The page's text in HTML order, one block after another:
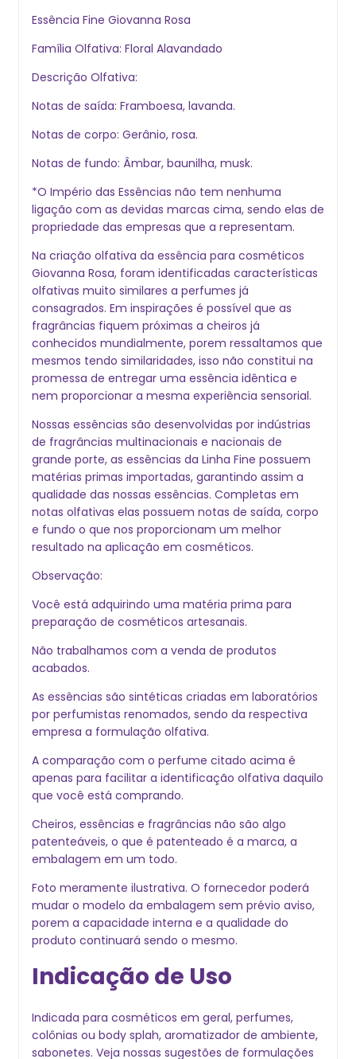
Essência Fine Giovanna Rosa
Família Olfativa: Floral Alavandado
Descrição Olfativa:
Notas de saída: Framboesa, lavanda.
Notas de corpo: Gerânio, rosa.
Notas de fundo: Âmbar, baunilha, musk.
*O Império das Essências não tem nenhuma
ligação com as devidas marcas cima, sendo elas de
propriedade das empresas que a representam.
Na criação olfativa da essência para cosméticos
Giovanna Rosa, foram identificadas características
olfativas muito similares a perfumes j
consagrados. Em inspirações é possível que as
fragrâncias fiquem próximas a cheiros j
conhecidos mundialmente, porem ressaltamos que
mesmos tendo similaridades, isso não constitui na
promessa de entregar uma essência idêntica e
nem proporcionar a mesma experiência sensorial.
Nossas essências são desenvolvidas por indústrias
de fragrâncias multinacionais e nacionais de
grande porte, as essências da Linha Fine possuem
matérias primas importadas, garantindo assim a
qualidade das nossas essências. Completas em
notas olfativas elas possuem notas de saída, corpo
e fundo o que nos proporcionam um melhor
resultado na aplicação em cosméticos.
Observação:
Você está adquirindo uma matéria prima para
preparação de cosméticos artesanais.
Não trabalhamos com a venda de produtos
acabados.
As essências são sintéticas criadas em laboratórios
por perfumistas renomados, sendo da respectiva
empresa a formulação olfativa.
A comparação com o perfume citado acima é
apenas para facilitar a identificação olfativa daquilo
que você está comprando.
Cheiros, essências e fragrâncias não são algo
patenteáveis, o que é patenteado é a marca, a
embalagem em um todo.
Foto meramente ilustrativa. O fornecedor poder
mudar o modelo da embalagem sem prévio aviso,
porem a capacidade interna e a qualidade do
produto continuará sendo o mesmo.
Indicação de Uso
Indicada para cosméticos em geral, perfumes,
colônias ou body splah, aromatizador de ambiente,
sabonetes. Veja nossas sugestões de formulações